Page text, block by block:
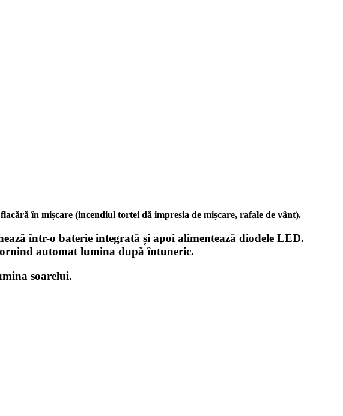
în mișcare (incendiul tortei dă impresia de mișcare, rafale de vânt).
într-o baterie integrată și apoi alimentează diodele LED.
automat lumina după întuneric.
soarelui.